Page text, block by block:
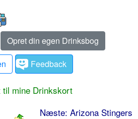
Opret din egen Drinksbog
Feedback
til mine Drinkskort
Næste: Arizona Stingers